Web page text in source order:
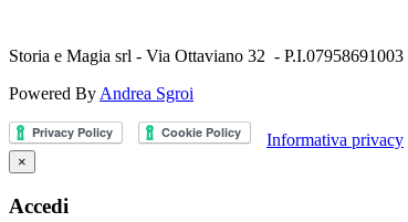
Storia e Magia srl - Via Ottaviano 32 - P.I.07958691003
Powered ByAndrea Sgroi
Informativa privacy
×
Accedi